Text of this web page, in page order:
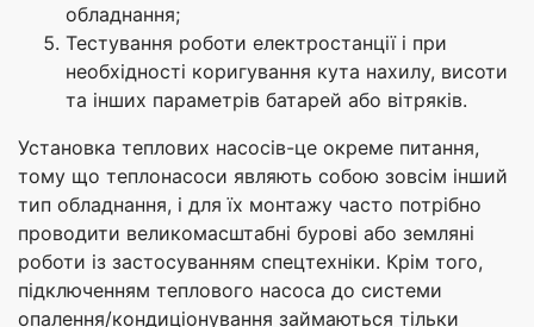
обладнання;
Тестування роботи електростанції і при
необхідності коригування кута нахилу, висоти
та інших параметрів батарей або вітряків.
Установка теплових насосів-це окреме питання,
тому що теплонасоси являють собою зовсім інший
тип обладнання, і для їх монтажу часто потрібно
проводити великомасштабні бурові або земляні
роботи із застосуванням спецтехніки. Крім того,
підключенням теплового насоса до системи
опалення/кондиціонування займаються тільки